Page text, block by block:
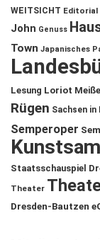
WEITSICHT Editorial
John Genuss
Town Japanisches
Lesung Loriot
Rügen Sachsen in
Semperoper
Staatsschauspiel
Theater
Dresden-Bautzen